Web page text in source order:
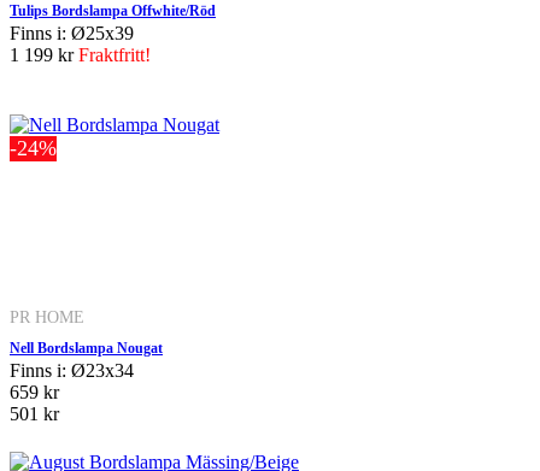
Tulips Bordslampa Offwhite/Röd
Finns i: Ø25x39
1 199 krFraktfritt!
-24%
PR HOME
Nell Bordslampa Nougat
Finns i: Ø23x34
659 kr
501 kr